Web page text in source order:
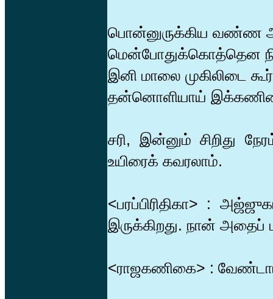
பொன்னுருக்கிய வண்ண
மென்போதுக்கொத்தென
இனி மாலை முகிலிடை
தன்னொளியாய்
சரி, இன்னும் சிறிது
உயிரைக் கவரலாம்.
<பரப்பிரிதிகா> :
இருக்கிறது. நான் அதைப்
<ராஜகணிகை> :